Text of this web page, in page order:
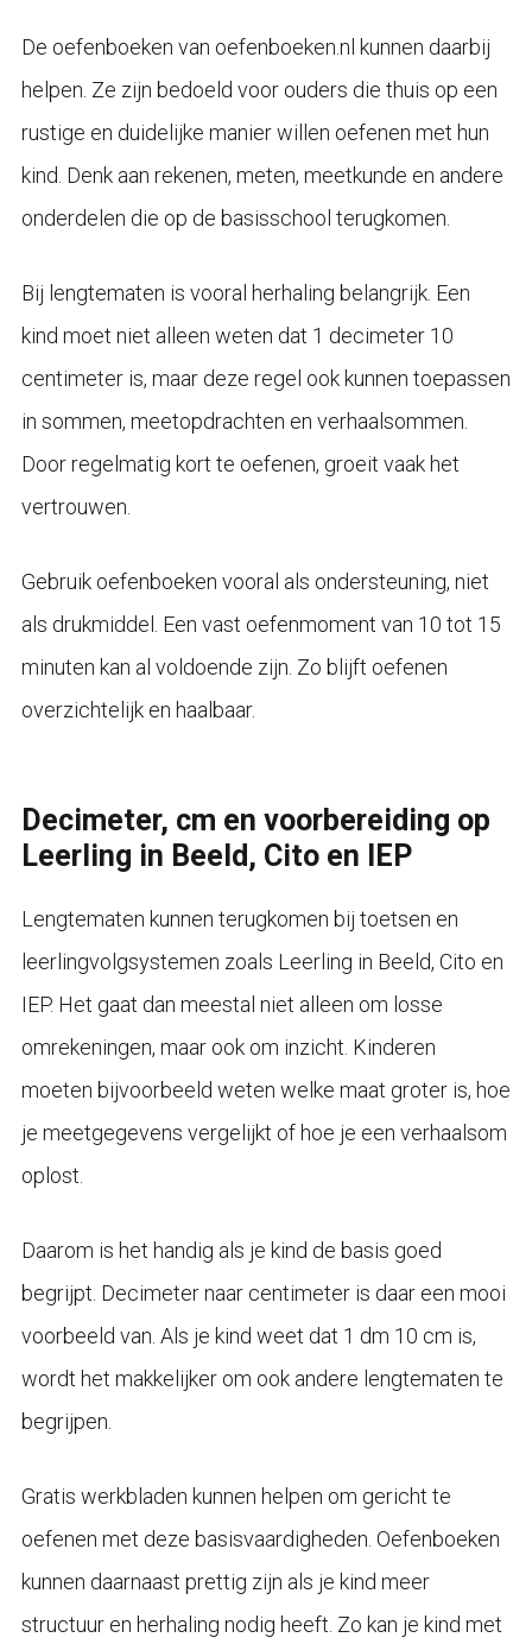
De oefenboeken van oefenboeken.nl kunnen daarbij
helpen. Ze zijn bedoeld voor ouders die thuis op een
rustige en duidelijke manier willen oefenen met hun
kind. Denk aan rekenen, meten, meetkunde en andere
onderdelen die op de basisschool terugkomen.
Bij lengtematen is vooral herhaling belangrijk. Een
kind moet niet alleen weten dat 1 decimeter 10
centimeter is, maar deze regel ook kunnen toepassen
in sommen, meetopdrachten en verhaalsommen.
Door regelmatig kort te oefenen, groeit vaak het
vertrouwen.
Gebruik oefenboeken vooral als ondersteuning, niet
als drukmiddel. Een vast oefenmoment van 10 tot 15
minuten kan al voldoende zijn. Zo blijft oefenen
overzichtelijk en haalbaar.
Decimeter, cm en voorbereiding op
Leerling in Beeld, Cito en IEP
Lengtematen kunnen terugkomen bij toetsen en
leerlingvolgsystemen zoals Leerling in Beeld, Cito en
IEP. Het gaat dan meestal niet alleen om losse
omrekeningen, maar ook om inzicht. Kinderen
moeten bijvoorbeeld weten welke maat groter is, hoe
je meetgegevens vergelijkt of hoe je een verhaalsom
oplost.
Daarom is het handig als je kind de basis goed
begrijpt. Decimeter naar centimeter is daar een mooi
voorbeeld van. Als je kind weet dat 1 dm 10 cm is,
wordt het makkelijker om ook andere lengtematen te
begrijpen.
Gratis werkbladen kunnen helpen om gericht te
oefenen met deze basisvaardigheden. Oefenboeken
kunnen daarnaast prettig zijn als je kind meer
structuur en herhaling nodig heeft. Zo kan je kind met